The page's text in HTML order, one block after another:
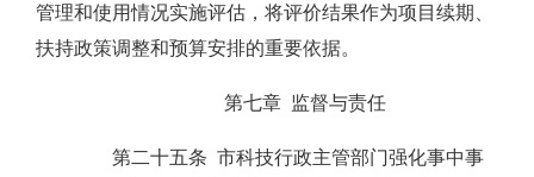
管理和使用情况实施评估，将评价结果作为项目续期、
扶持政策调整和预算安排的重要依据。
第七章 监督与责任
第二十五条 市科技行政主管部门强化事中事